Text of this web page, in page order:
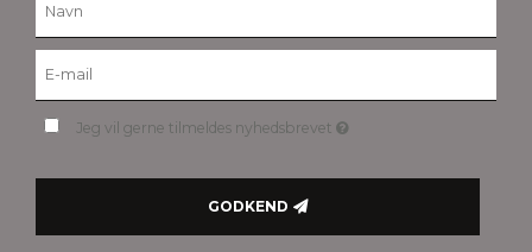
Jeg vil gerne tilmeldes nyhedsbrevet
GODKEND